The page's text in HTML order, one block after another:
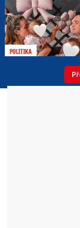
POLITIKA